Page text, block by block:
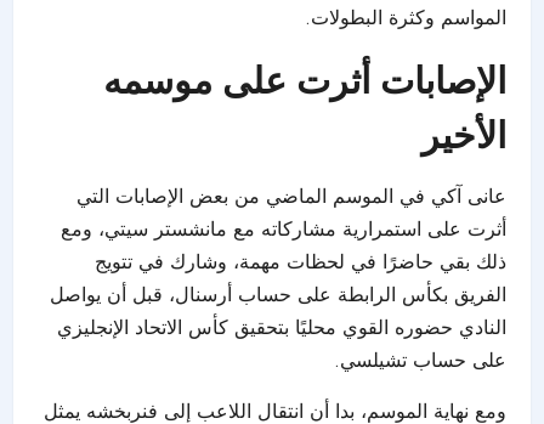
المواسم وكثرة البطولات.
الإصابات أثرت على موسمه
الأخير
عانى آكي في الموسم الماضي من بعض الإصابات التي
أثرت على استمرارية مشاركاته مع مانشستر سيتي، ومع
ذلك بقي حاضرًا في لحظات مهمة، وشارك في تتويج
الفريق بكأس الرابطة على حساب أرسنال، قبل أن يواصل
النادي حضوره القوي محليًا بتحقيق كأس الاتحاد الإنجليزي
على حساب تشيلسي.
ومع نهاية الموسم، بدا أن انتقال اللاعب إلى فنربخشه يمثل